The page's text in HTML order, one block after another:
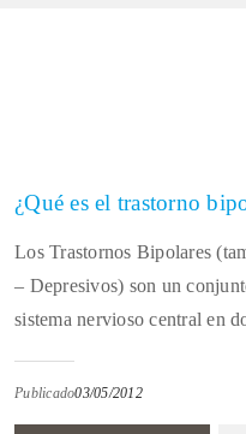
¿Qué es el trastorno
Los Trastornos Bipolares
– Depresivos) son un
sistema nervioso central en
Publicado03/05/2012